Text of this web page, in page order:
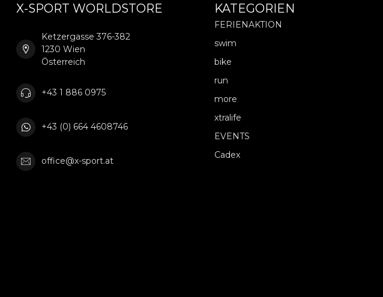
X-SPORT WORLDSTORE
Ketzergasse 376-382
1230 Wien
Österreich
+43 1 886 0975
+43 (0) 664 4608746
office@x-sport.at
KATEGORIEN
FERIENAKTION
swim
bike
run
more
xtralife
EVENTS
Cadex